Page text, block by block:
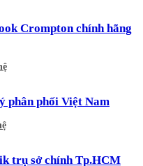
Crompton chính hãng
phân phối Việt Nam
trụ sở chính Tp.HCM